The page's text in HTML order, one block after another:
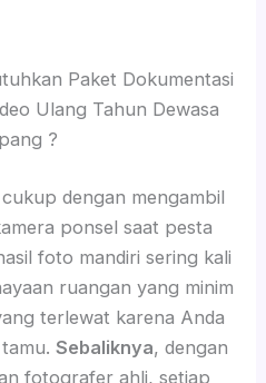
Paket Dokumentasi
Ulang Tahun Dewasa
?
dengan mengambil
ponsel saat pesta
foto mandiri sering kali
ruangan yang minim
terlewat karena Anda
Sebaliknya, dengan
fotografer ahli, setiap